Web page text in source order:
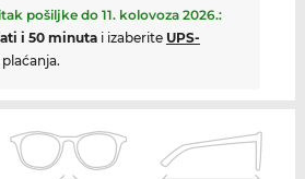
pošiljke do 11. kolovoza 2026.:
i 50 minutai izaberite UPS-